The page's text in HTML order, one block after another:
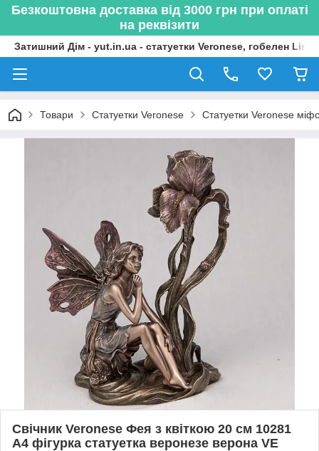
Безкоштовна доставка від 3000 грн при оплаті
на реквізити
Затишний Дім - yut.in.ua - статуетки Veronese, гобелен
Товари Статуетки Veronese Статуетки Veronese
Свічник Veronese Фея з квіткою 20 см 10281
A4 фігурка статуетка веронезе верона VE